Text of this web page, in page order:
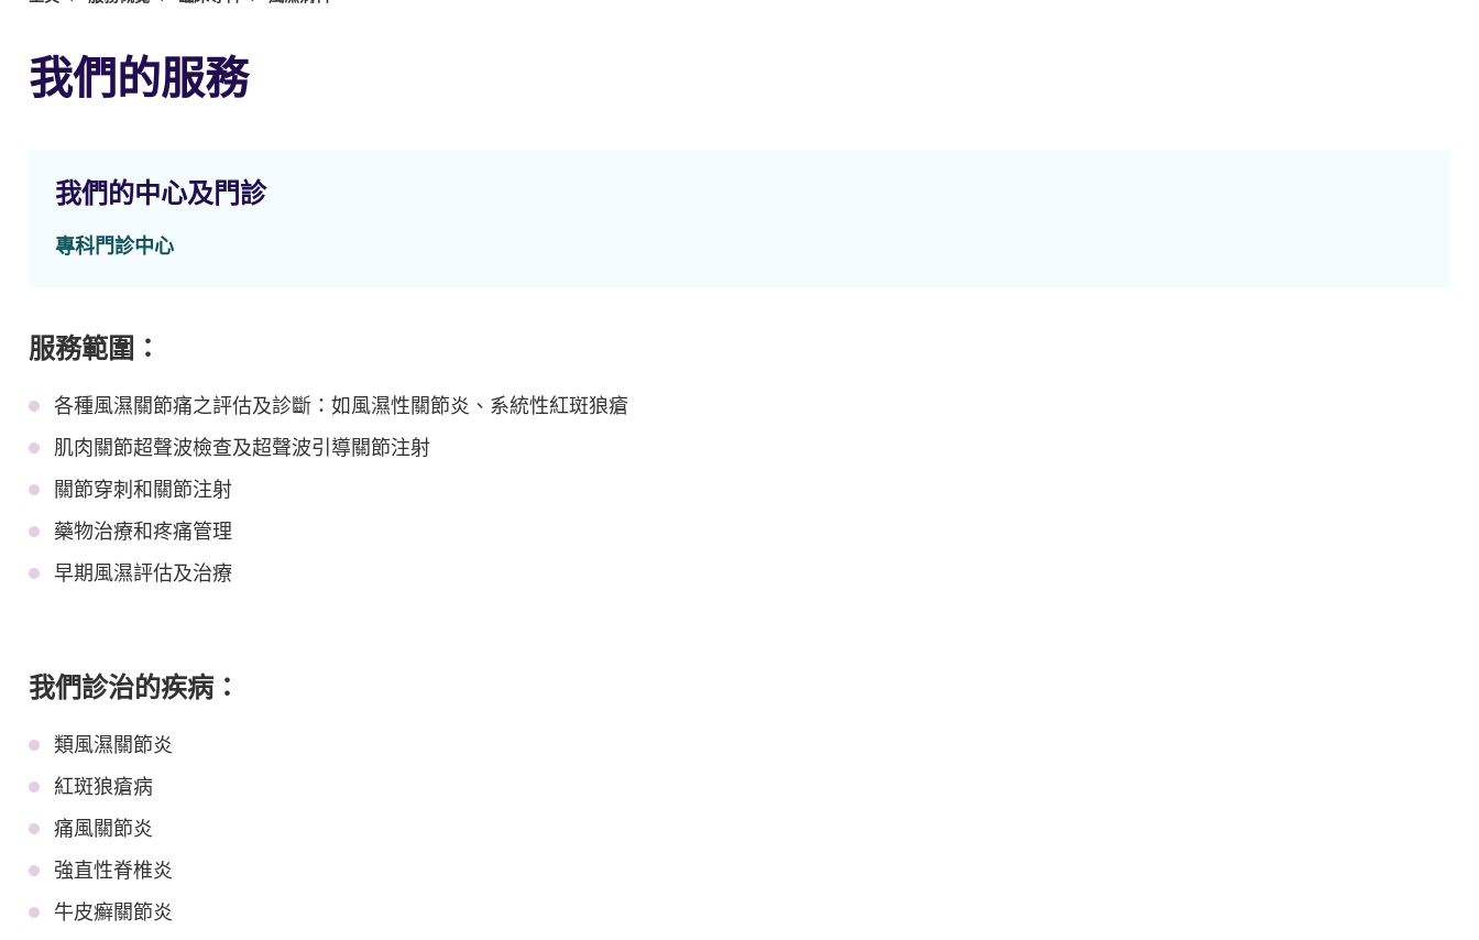
我們的服務
我們的中心及門診
專科門診中心
服務範圍：
各種風濕關節痛之評估及診斷：如風濕性關節炎、系統性紅斑狼瘡
肌肉關節超聲波檢查及超聲波引導關節注射
關節穿刺和關節注射
藥物治療和疼痛管理
早期風濕評估及治療
我們診治的疾病：
類風濕關節炎
紅斑狼瘡病
痛風關節炎
強直性脊椎炎
牛皮癬關節炎